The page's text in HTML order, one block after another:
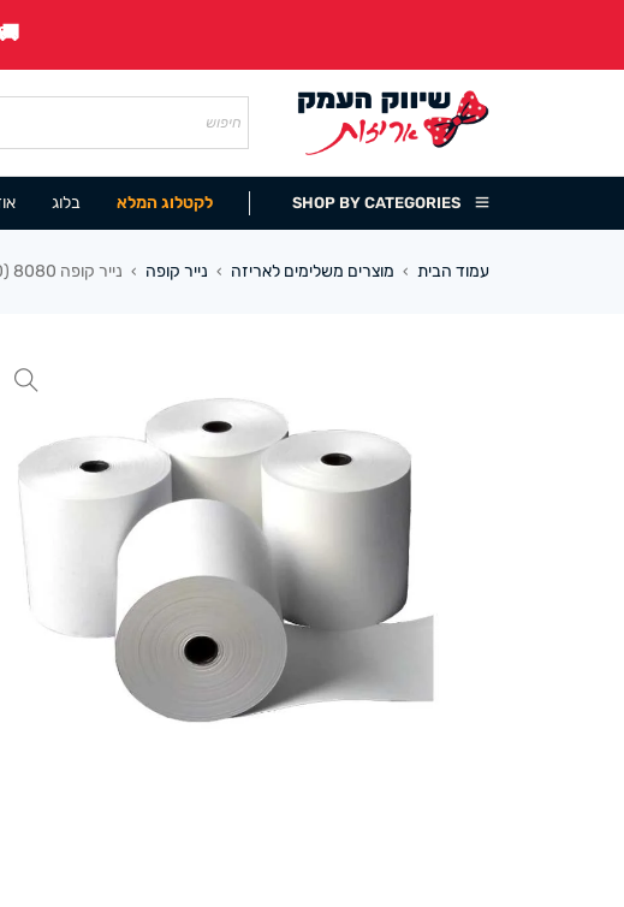
SHOP BY CATEGORIES לקטלוג המלא בלוג
עמוד הבית › מוצרים משלימים לאריזה › נייר קופה › נייר קופה 8080 (50 יח’)